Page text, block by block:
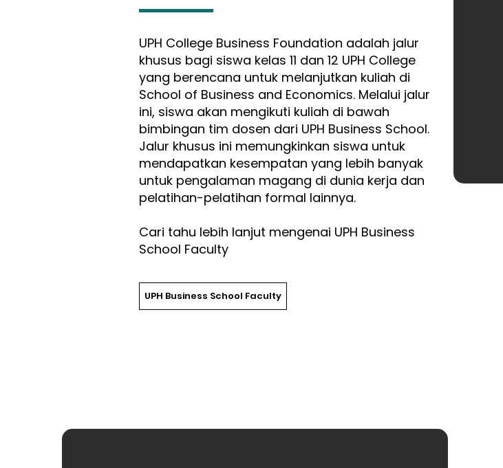
UPH College Business Foundation adalah jalur
khusus bagi siswa kelas 11 dan 12 UPH College
yang berencana untuk melanjutkan kuliah di
School of Business and Economics. Melalui jalur
ini, siswa akan mengikuti kuliah di bawah
bimbingan tim dosen dari UPH Business School.
Jalur khusus ini memungkinkan siswa untuk
mendapatkan kesempatan yang lebih banyak
untuk pengalaman magang di dunia kerja dan
pelatihan-pelatihan formal lainnya.
Cari tahu lebih lanjut mengenai UPH Business
School Faculty
UPH Business School Faculty